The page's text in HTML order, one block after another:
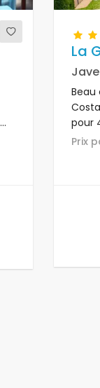
La
pour
une
Prix